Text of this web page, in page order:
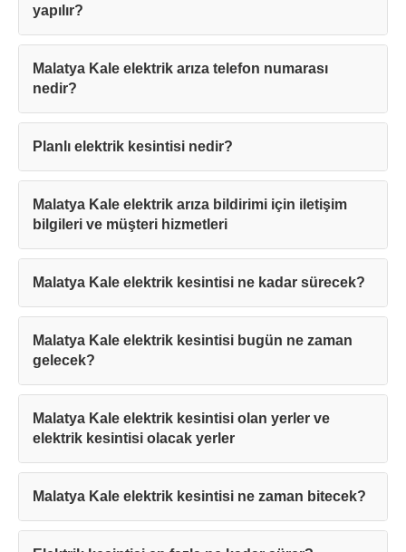
yapılır?
Malatya Kale elektrik arıza telefon numarası
nedir?
Planlı elektrik kesintisi nedir?
Malatya Kale elektrik arıza bildirimi için iletişim
bilgileri ve müşteri hizmetleri
Malatya Kale elektrik kesintisi ne kadar sürecek?
Malatya Kale elektrik kesintisi bugün ne zaman
gelecek?
Malatya Kale elektrik kesintisi olan yerler ve
elektrik kesintisi olacak yerler
Malatya Kale elektrik kesintisi ne zaman bitecek?